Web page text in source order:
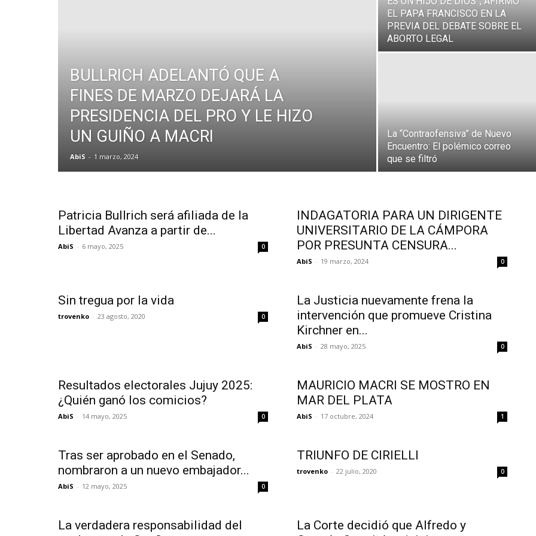
BULLRICH ADELANTÓ QUE A
FINES DE MARZO DEJARÁ LA
PRESIDENCIA DEL PRO Y LE HIZO
UN GUIÑO A MACRI
AbiS - 1 marzo, 2024
EL PAPA FRANCISCO EN LA
PREVIA DEL DEBATE SOBRE EL
ABORTO LEGAL
La “Contraofensiva” de Nuevo
Encuentro: El polémico correo
que se filtró
Patricia Bullrich será afiliada de la
Libertad Avanza a partir de...
AbiS - 6 mayo, 2025 0
INDAGATORIA PARA UN DIRIGENTE
UNIVERSITARIO DE LA CÁMPORA
POR PRESUNTA CENSURA...
AbiS - 19 marzo, 2024 0
Sin tregua por la vida
trovenko - 23 agosto, 2020 0
La Justicia nuevamente frena la
intervención que promueve Cristina
Kirchner en...
AbiS - 28 mayo, 2025 0
Resultados electorales Jujuy 2025:
¿Quién ganó los comicios?
AbiS - 14 mayo, 2025 0
MAURICIO MACRI SE MOSTRO EN
MAR DEL PLATA
AbiS - 17 octubre, 2024 1
Tras ser aprobado en el Senado,
nombraron a un nuevo embajador...
AbiS - 12 mayo, 2025 0
TRIUNFO DE CIRIELLI
trovenko - 22 julio, 2020 0
La verdadera responsabilidad del
La Corte decidió que Alfredo y